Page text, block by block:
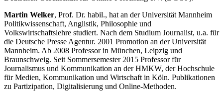
Martin Welker, Prof. Dr. habil., hat an der Universität Mannheim
Politikwissenschaft, Anglistik, Philosophie und
Volkswirtschaftslehre studiert. Nach dem Studium Journalist, u.a. für
die Deutsche Presse Agentur. 2001 Promotion an der Universität
Mannheim. Ab 2008 Professor in München, Leipzig und
Braunschweig. Seit Sommersemester 2015 Professor für
Journalismus und Kommunikation an der HMKW, der Hochschule
für Medien, Kommunikation und Wirtschaft in Köln. Publikationen
zu Partizipation, Digitalisierung und Online-Methoden.